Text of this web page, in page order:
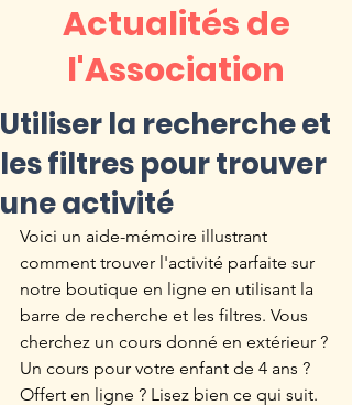
Actualités de
l'Association
Utiliser la recherche et
les filtres pour trouver
une activité
Voici un aide-mémoire illustrant
comment trouver l'activité parfaite sur
notre boutique en ligne en utilisant la
barre de recherche et les filtres. Vous
cherchez un cours donné en extérieur ?
Un cours pour votre enfant de 4 ans ?
Offert en ligne ? Lisez bien ce qui suit.